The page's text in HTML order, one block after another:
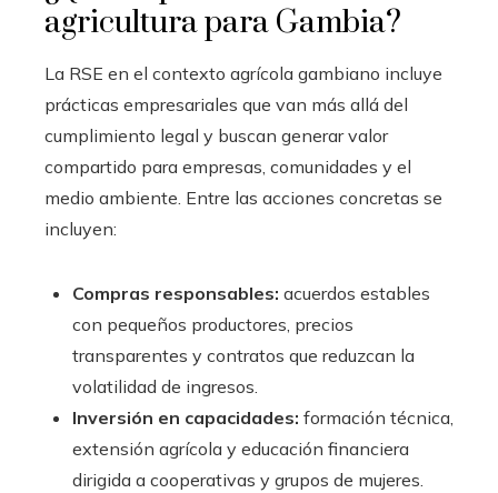
agricultura para Gambia?
La RSE en el contexto agrícola gambiano incluye
prácticas empresariales que van más allá del
cumplimiento legal y buscan generar valor
compartido para empresas, comunidades y el
medio ambiente. Entre las acciones concretas se
incluyen:
Compras responsables: acuerdos estables
con pequeños productores, precios
transparentes y contratos que reduzcan la
volatilidad de ingresos.
Inversión en capacidades: formación técnica,
extensión agrícola y educación financiera
dirigida a cooperativas y grupos de mujeres.